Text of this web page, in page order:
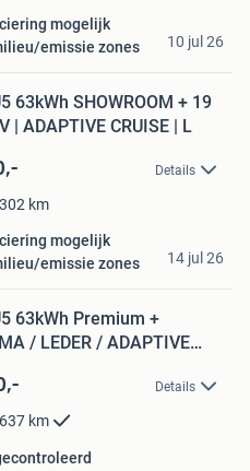
mogelijk
emissie zones
10 jul 26
63kWh SHOWROOM + 19
| ADAPTIVE CRUISE | L
Details
km
mogelijk
emissie zones
14 jul 26
63kWh Premium +
/ LEDER / ADAPTIVE
Details
km